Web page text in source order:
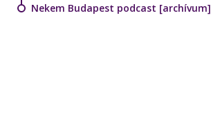
Nekem Budapest podcast [archívum]